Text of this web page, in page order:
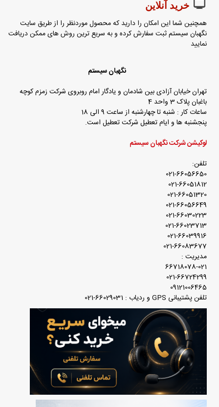
خرید آنلاین
همچنین شما این امکان را دارید که محصول موردنظر را از طریق سایت
نگهبان سیستم ثبت سفارش کرده و به سریع ترین روش های ممکن دریافت
نمایید
نگهبان سیستم
تهران خیابان آزادی بین شادمان و یادگار امام روبروی شرکت زمزم کوچه
باغبان پلاک 3 واحد 4
ساعات کار : شنبه تا چهارشنبه از ساعت 9 الی 18
پنجشنبه ها و ایام تعطیل شرکت تعطیل است.
لوکیشن شرکت نگهبان سیستم
تلفن:
021-66056650
021-66051812
021-66051320
021-66056649
021-66030223
021-66023713
021-66039916
021-66083677
مدیریت :
66718078-021
021-66724299
09121006465
تلفن پشتیبانی GPS و ردیاب : 66029031-021